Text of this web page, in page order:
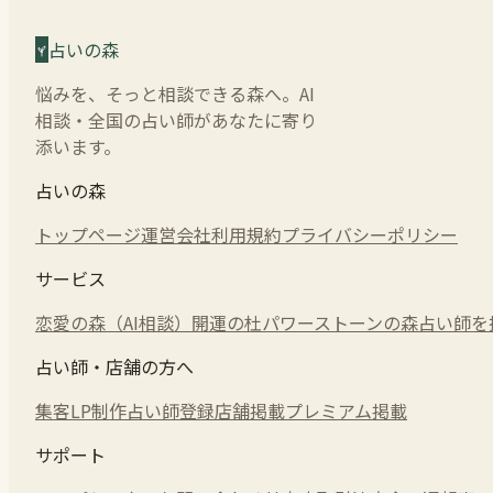
占いの森
悩みを、そっと相談できる森へ。AI
相談・全国の占い師があなたに寄り
添います。
占いの森
トップページ運営会社利用規約プライバシーポリシー
サービス
恋愛の森（AI相談） 開運の杜パワーストーンの森占い師
占い師・店舗の方へ
集客LP制作占い師登録店舗掲載プレミアム掲載
サポート